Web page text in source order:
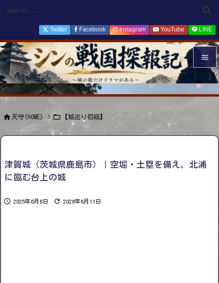


メニュ

Twitter Facebook Instagram YouTube LINE
 天守(HOME) >  【城巡り初級】
津賀城（茨城県鹿島市）｜空堀・土塁を備え、北浦
に臨む台上の城
 2025年6月6日  2026年6月11日